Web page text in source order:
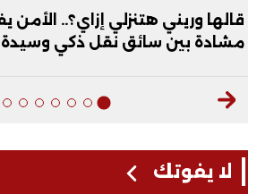
عبد الله الأول علمي علوم:
فيديو
لا يفوتك